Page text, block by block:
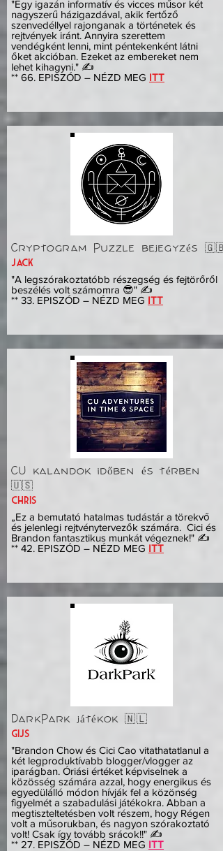
"Egy igazán informatív és vicces műsor két
nagyszerű házigazdával, akik fertőző
szenvedéllyel rajonganak a történetek és
rejtvények iránt. Annyira szerettem
vendégként lenni, mint péntekenként látni
őket akcióban. Ezeket az embereket nem
lehet kihagyni." ✍️
** 66. EPISZÓD – NÉZD MEG ITT
Cryptogram Puzzle bejegyzés 🇬🇧
Jack
"A legszórakoztatóbb részegség és fejtörőről
beszélés volt számomra 😎" ✍️
** 33. EPISZÓD – NÉZD MEG ITT
CU kalandok időben és térben
🇺🇸
Chris
„Ez a bemutató hatalmas tudástár a törekvő
és jelenlegi rejtvénytervezők számára. Cici és
Brandon fantasztikus munkát végeznek!" ✍️
** 42. EPISZÓD – NÉZD MEG ITT
DarkPark játékok 🇳🇱
gijs
"Brandon Chow és Cici Cao vitathatatlanul a
két legproduktívabb blogger/vlogger az
iparágban. Óriási értéket képviselnek a
közösség számára azzal, hogy energikus és
egyedülálló módon hívják fel a közönség
figyelmét a szabadulási játékokra. Abban a
megtiszteltetésben volt részem, hogy Régen
volt a műsorukban, és nagyon szórakoztató
volt! Csak így tovább srácok!!" ✍️
** 27. EPISZÓD – NÉZD MEG ITT